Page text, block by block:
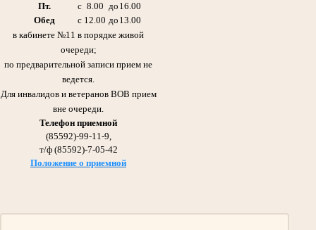
Галиуллин Габдулла Сибгатович 21.11.1920 -11.08.2006гг.
Абдрашитовой Мусфиры Габдулловны - председателя суда с 1986 по 2013гг.
Участник Великой Отечественной войны
Награжден Орденом Красного Знамени,
Пт.
с 8.00 до 16.00
Обед
с 12.00 до 13.00
в кабинете №11 в порядке живой
очереди;
по предварительной записи прием не
ведется.
Для инвалидов и ветеранов ВОВ прием
вне очереди.
Телефон приемной
(85592)-99-11-9,
т/ф (85592)-7-05-42
Положение о приемной